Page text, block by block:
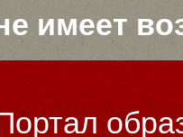
имеет